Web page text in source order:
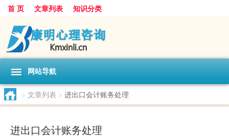
首 页 文章列表 知识分类
网站导航
> 文章列表 > 进出口会计账务处理
进出口会计账务处理